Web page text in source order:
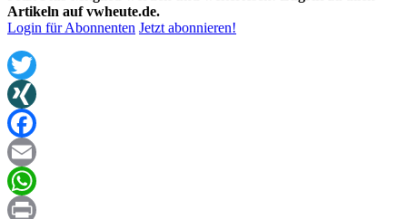
Artikeln auf vwheute.de.
Login für Abonnenten Jetzt abonnieren!
Twitter
XING
Facebook
Email
WhatsApp